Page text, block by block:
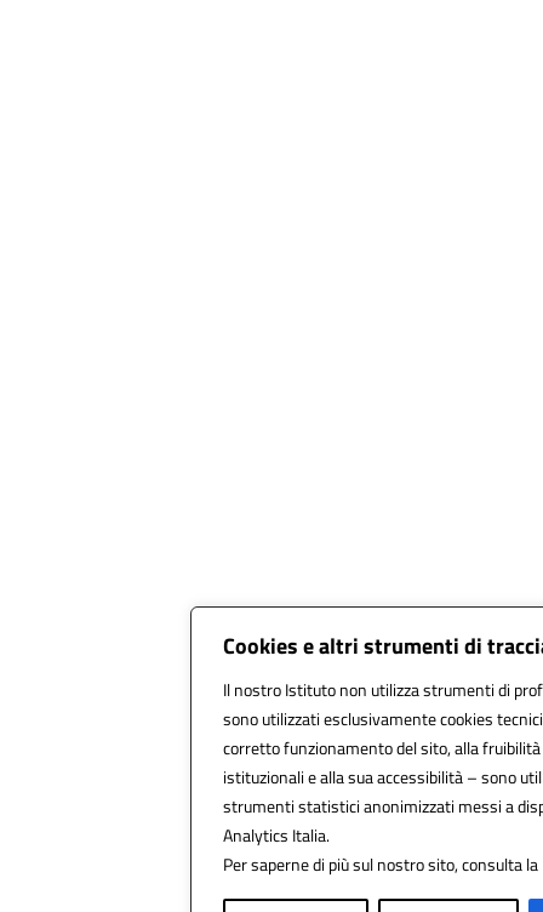
Cookies e altri strumenti di
Il nostro Istituto non utilizza strumenti di
sono utilizzati esclusivamente cookies
corretto funzionamento del sito, alla
istituzionali e alla sua accessibilità – sono
strumenti statistici anonimizzati messi a
Analytics Italia.
Per saperne di più sul nostro sito, consulta